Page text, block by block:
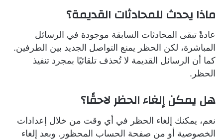
ماذا يحدث للمحادثات القديمة؟
عادةً تبقى المحادثات السابقة موجودة في الرسائل
المباشرة، لكن الحظر يمنع التواصل الجديد بين الطرفين.
كما أن الرسائل القديمة لا تُحذف تلقائيًا بمجرد تنفيذ
الحظر.
هل يمكن إلغاء الحظر لاحقًا؟
نعم، يمكنك إلغاء الحظر في أي وقت من خلال إعدادات
الخصوصية أو من صفحة الحساب المحظور. وبعد إلغاء